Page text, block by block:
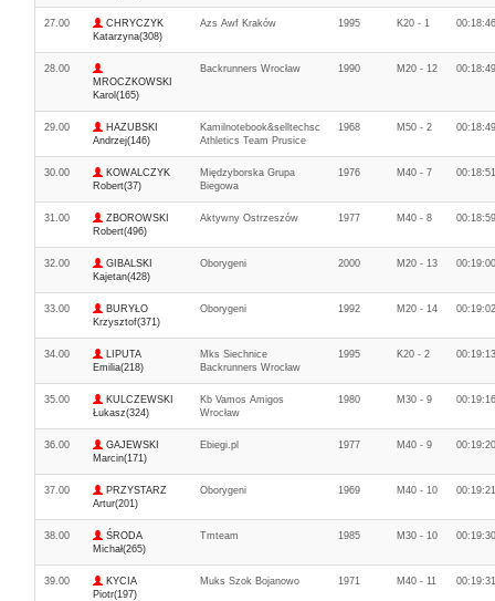
27.00
CHRYCZYK
Katarzyna(308)
Azs Awf Kraków 1995 K20 - 1 00:18:46
28.00
MROCZKOWSKI
Karol(165)
Backrunners Wrocław 1990 M20 - 12 00:18:49
29.00
HAZUBSKI
Andrzej(146)
Kamilnotebook&selltechsc
Athletics Team Prusice
1968 M50 - 2 00:18:49
30.00
KOWALCZYK
Robert(37)
Międzyborska Grupa
Biegowa
1976 M40 - 7 00:18:51
31.00
ZBOROWSKI
Robert(496)
Aktywny Ostrzeszów 1977 M40 - 8 00:18:59
32.00
GIBALSKI
Kajetan(428)
Oborygeni 2000 M20 - 13 00:19:00
33.00
BURYŁO
Krzysztof(371)
Oborygeni 1992 M20 - 14 00:19:02
34.00
LIPUTA
Emilia(218)
Mks Siechnice
Backrunners Wrocław
1995 K20 - 2 00:19:13
35.00
KULCZEWSKI
Łukasz(324)
Kb Vamos Amigos
Wrocław
1980 M30 - 9 00:19:16
36.00
GAJEWSKI
Marcin(171)
Ebiegi.pl 1977 M40 - 9 00:19:20
37.00
PRZYSTARZ
Artur(201)
Oborygeni 1969 M40 - 10 00:19:21
38.00
ŚRODA
Michał(265)
Tmteam 1985 M30 - 10 00:19:30
39.00
KYCIA
Piotr(197)
Muks Szok Bojanowo 1971 M40 - 11 00:19:31